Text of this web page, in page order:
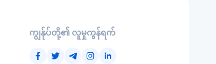
ကျွန်ုပ်တို့၏ လူမှုကွန်ရက်